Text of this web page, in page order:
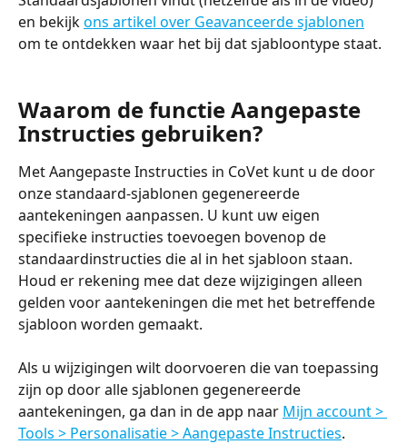
en bekijk ons artikel over Geavanceerde sjablonen
om te ontdekken waar het bij dat sjabloontype staat.
Waarom de functie Aangepaste
Instructies gebruiken?
Met Aangepaste Instructies in CoVet kunt u de door
onze standaard-sjablonen gegenereerde
aantekeningen aanpassen. U kunt uw eigen
specifieke instructies toevoegen bovenop de
standaardinstructies die al in het sjabloon staan.
Houd er rekening mee dat deze wijzigingen alleen
gelden voor aantekeningen die met het betreffende
sjabloon worden gemaakt.
Als u wijzigingen wilt doorvoeren die van toepassing
zijn op door alle sjablonen gegenereerde
aantekeningen, ga dan in de app naar Mijn account >
Tools > Personalisatie > Aangepaste Instructies.